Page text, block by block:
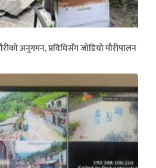
अनुगमन, प्रविधिसँग जोडियो मौरीपालन